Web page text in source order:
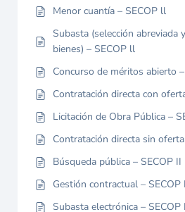
Menor cuantía – SECOP ll
Subasta (selección abreviada
bienes) – SECOP ll
Concurso de méritos abierto
Contratación directa con
Licitación de Obra Pública –
Contratación directa sin
Búsqueda pública – SECOP II
Gestión contractual – SECOP
Subasta electrónica – SECOP